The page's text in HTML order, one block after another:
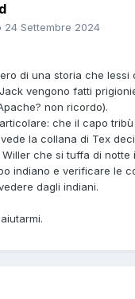
24 Settembre 2024
di una storia che lessi
vengono fatti
non ricordo).
che il capo
la collana di Tex
che si tuffa di notte
indiano e verificare le
dagli indiani.